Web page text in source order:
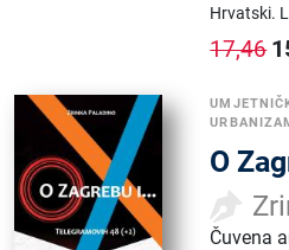
Hrvatski.
17,46
O
Čuvena